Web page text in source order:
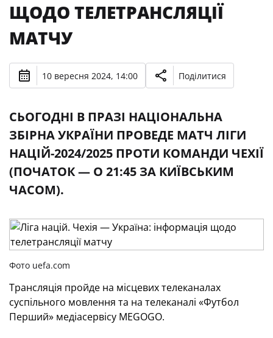
ЩОДО ТЕЛЕТРАНСЛЯЦІЇ
МАТЧУ
10 вересня 2024, 14:00 Поділитися
СЬОГОДНІ В ПРАЗІ НАЦІОНАЛЬНА
ЗБІРНА УКРАЇНИ ПРОВЕДЕ МАТЧ ЛІГИ
НАЦІЙ-2024/2025 ПРОТИ КОМАНДИ ЧЕХІЇ
(ПОЧАТОК — О 21:45 ЗА КИЇВСЬКИМ
ЧАСОМ).
Фото uefa.com
Трансляція пройде на місцевих телеканалах
суспільного мовлення та на телеканалі «Футбол
Перший» медіасервісу MEGOGO.